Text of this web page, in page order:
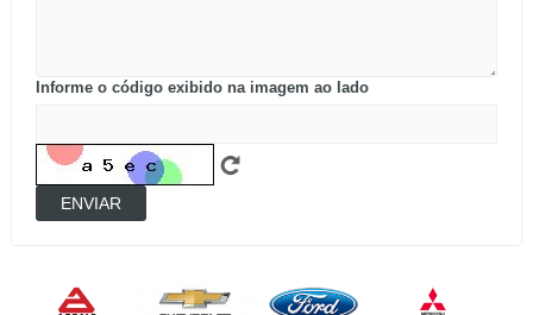
Informe o código exibido na imagem ao lado
ENVIAR